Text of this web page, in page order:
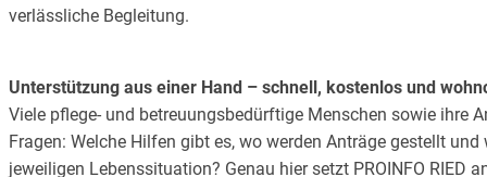
verlässliche Begleitung.
Unterstützung aus einer Hand – schnell, kostenlos und
Viele pflege- und betreuungsbedürftige Menschen sowie ihre
Fragen: Welche Hilfen gibt es, wo werden Anträge gestellt
jeweiligen Lebenssituation? Genau hier setzt PROINFO RIED